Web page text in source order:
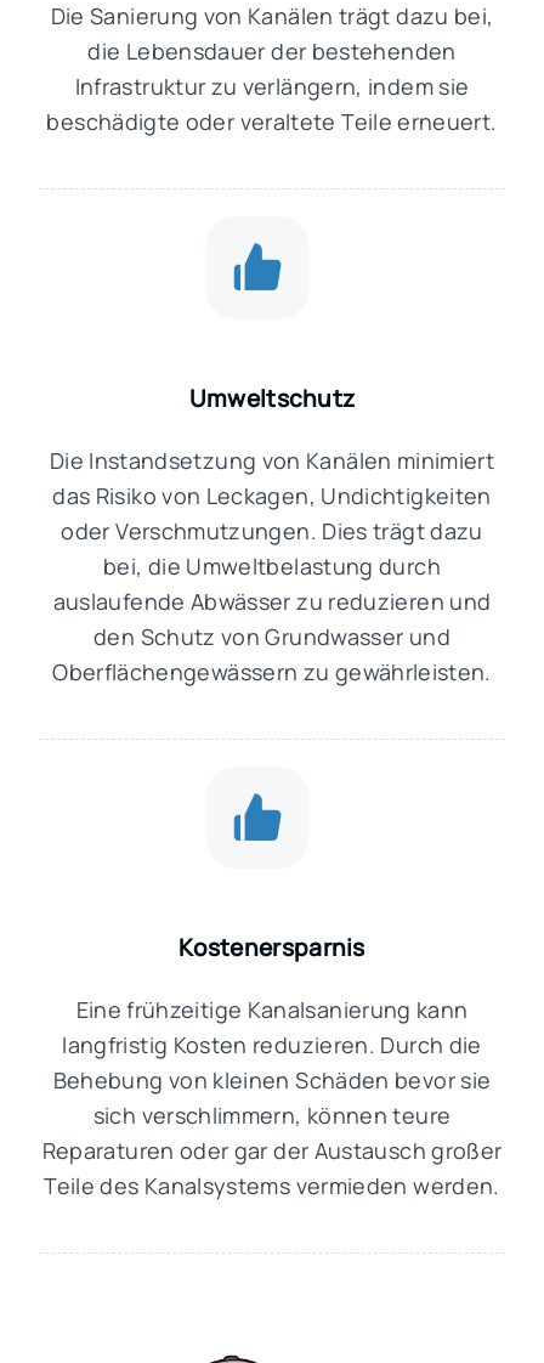
Die Sanierung von Kanälen trägt dazu bei,
die Lebensdauer der bestehenden
Infrastruktur zu verlängern, indem sie
beschädigte oder veraltete Teile erneuert.
Umweltschutz
Die Instandsetzung von Kanälen minimiert
das Risiko von Leckagen, Undichtigkeiten
oder Verschmutzungen. Dies trägt dazu
bei, die Umweltbelastung durch
auslaufende Abwässer zu reduzieren und
den Schutz von Grundwasser und
Oberflächengewässern zu gewährleisten.
Kostenersparnis
Eine frühzeitige Kanalsanierung kann
langfristig Kosten reduzieren. Durch die
Behebung von kleinen Schäden bevor sie
sich verschlimmern, können teure
Reparaturen oder gar der Austausch großer
Teile des Kanalsystems vermieden werden.